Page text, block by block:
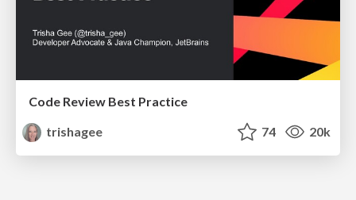
Code Review Best Practice
trishagee
74 20k